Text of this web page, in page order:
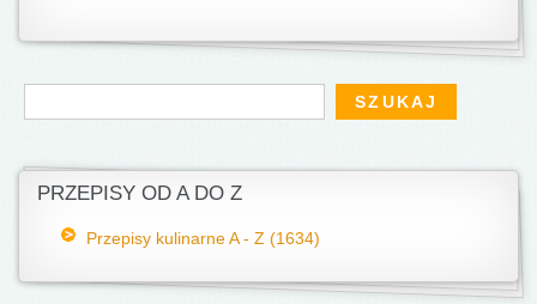
Formularz wyszukiwania
Szukaj
PRZEPISY OD A DO Z
Przepisy kulinarne A - Z (1634)